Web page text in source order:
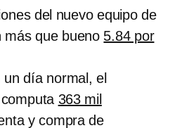
del nuevo equipo de
que bueno 5.84 por
día normal, el
computa 363 mil
y compra de